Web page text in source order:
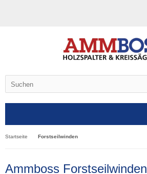
Startseite Forstseilwinden
Ammboss Forstseilwinden